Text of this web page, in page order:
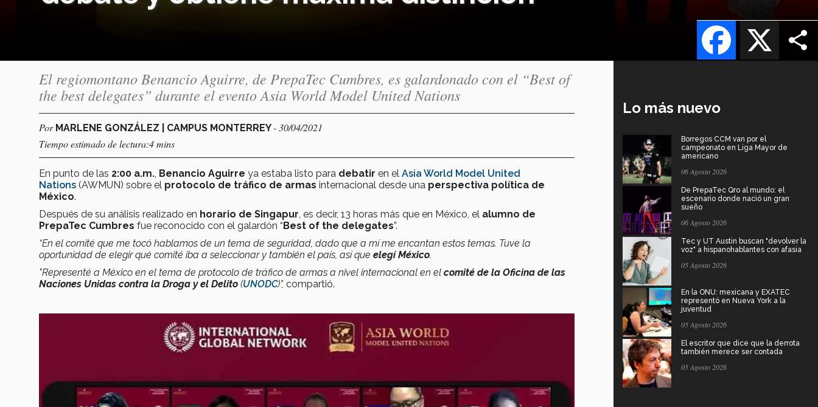
X
Facebook
El regiomontano Benancio Aguirre, de PrepaTec Cumbres, es galardonado con el “Best of
the best delegates” durante el evento Asia World Model United Nations
Por MARLENE GONZÁLEZ | CAMPUS MONTERREY- 30/04/2021
Tiempo estimado de lectura:4 mins
En punto de las 2:00 a.m. Benancio Aguirre ya estaba listo para debatir en el Asia World Model United
Nations (AWMUN) sobre el protocolo de tráfico de armas internacional desde una perspectiva política de
México.
Después de su análisis realizado en horario de Singapur , es decir, 13 horas más que en México, el alumno de
PrepaTec Cumbres fue reconocido con el galardón “Best of the delegates”.
“En el comité que me tocó hablamos de un tema de seguridad, dado que a mí me encantan estos temas. Tuve la
oportunidad de elegir qué comité iba a seleccionar y también el país, así que elegí México.
"Representé a México en el tema de protocolo de tráfico de armas a nivel internacional en el comité de la Oficina de las
Naciones Unidas contra la Droga y el Delito (UNODC)”, compartió.
Lo más nuevo
Borregos CCM van por el
campeonato en Liga Mayor de
americano
06 Agosto 2026
De PrepaTec Qro al mundo: el
escenario donde nació un gran
sueño
06 Agosto 2026
Tec y UT Austin buscan "devolver la
voz" a hispanohablantes con afasia
05 Agosto 2026
En la ONU: mexicana y EXATEC
representó en Nueva York a la
juventud
05 Agosto 2026
El escritor que dice que la derrota
también merece ser contada
05 Agosto 2026